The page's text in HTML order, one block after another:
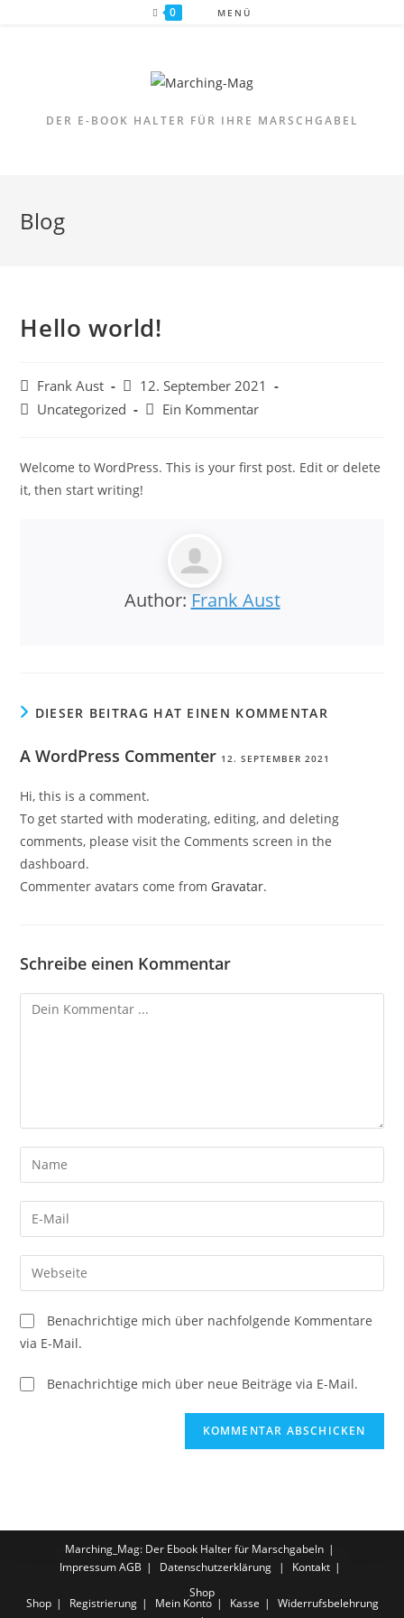
0 MENÜ
DER E-BOOK HALTER FÜR IHRE MARSCHGABEL
Blog
Hello world!
Beitrags-
Autor:
Frank Aust
Beitrag
veröffentlicht:
12. September 2021
Beitrags-
Uncategorized
Beitrags-
Ein Kommentar
Welcome to WordPress. This is your first post. Edit or delete
it, then start writing!
Author: Frank Aust
DIESER BEITRAG HAT EINEN KOMMENTAR
A WordPress Commenter 12. SEPTEMBER 2021
Hi, this is a comment.
To get started with moderating, editing, and deleting
comments, please visit the Comments screen in the
dashboard.
Commenter avatars come from Gravatar.
Schreibe einen Kommentar
Kommentieren
Gib
deinen
Namen
oder
zum
Kommentieren
ein
Gib
deine
E-
Mail-
zum
Kommentieren
Gib
deine
Website-
URL
(optional)
Benachrichtige mich über nachfolgende Kommentare
via E-Mail.
Benachrichtige mich über neue Beiträge via E-Mail.
Marching_Mag: Der Ebook Halter für Marschgabeln
Impressum AGB Datenschutzerklärung
Kontakt
Shop
Shop Registrierung Mein Konto Kasse Widerrufsbelehrung